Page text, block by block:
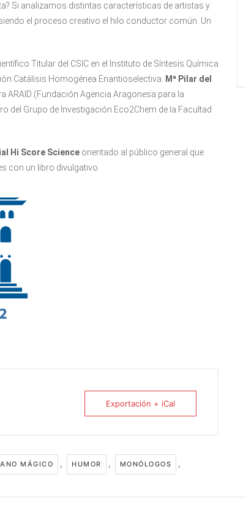
Si analizamos distintas características de artistas y
el proceso creativo el hilo conductor común. Un
Titular del CSIC en el Instituto de Síntesis Química
Catálisis Homogénea Enantioselectiva.
Mª Pilar del
(Fundación Agencia Aragonesa para la
del Grupo de Investigación Eco2Chem de la Facultad
Hi Score Science orientado al público general que
con un libro divulgativo.
Exportación + iCal
MÁGICO , HUMOR , MONÓLOGOS ,